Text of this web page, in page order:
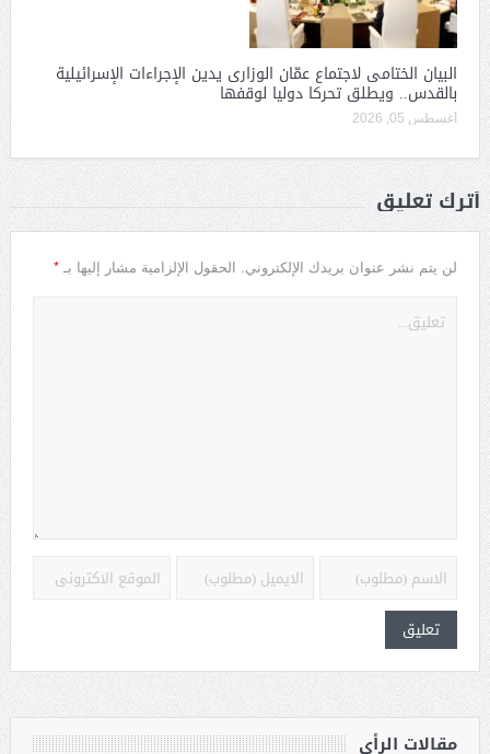
البيان الختامى لاجتماع عمّان الوزارى يدين الإجراءات الإسرائيلية
بالقدس.. ويطلق تحركا دوليا لوقفها
أغسطس 05, 2026
أترك تعليق
لن يتم نشر عنوان بريدك الإلكتروني. الحقول الإلزامية مشار إليها بـ *
مقالات الرأي